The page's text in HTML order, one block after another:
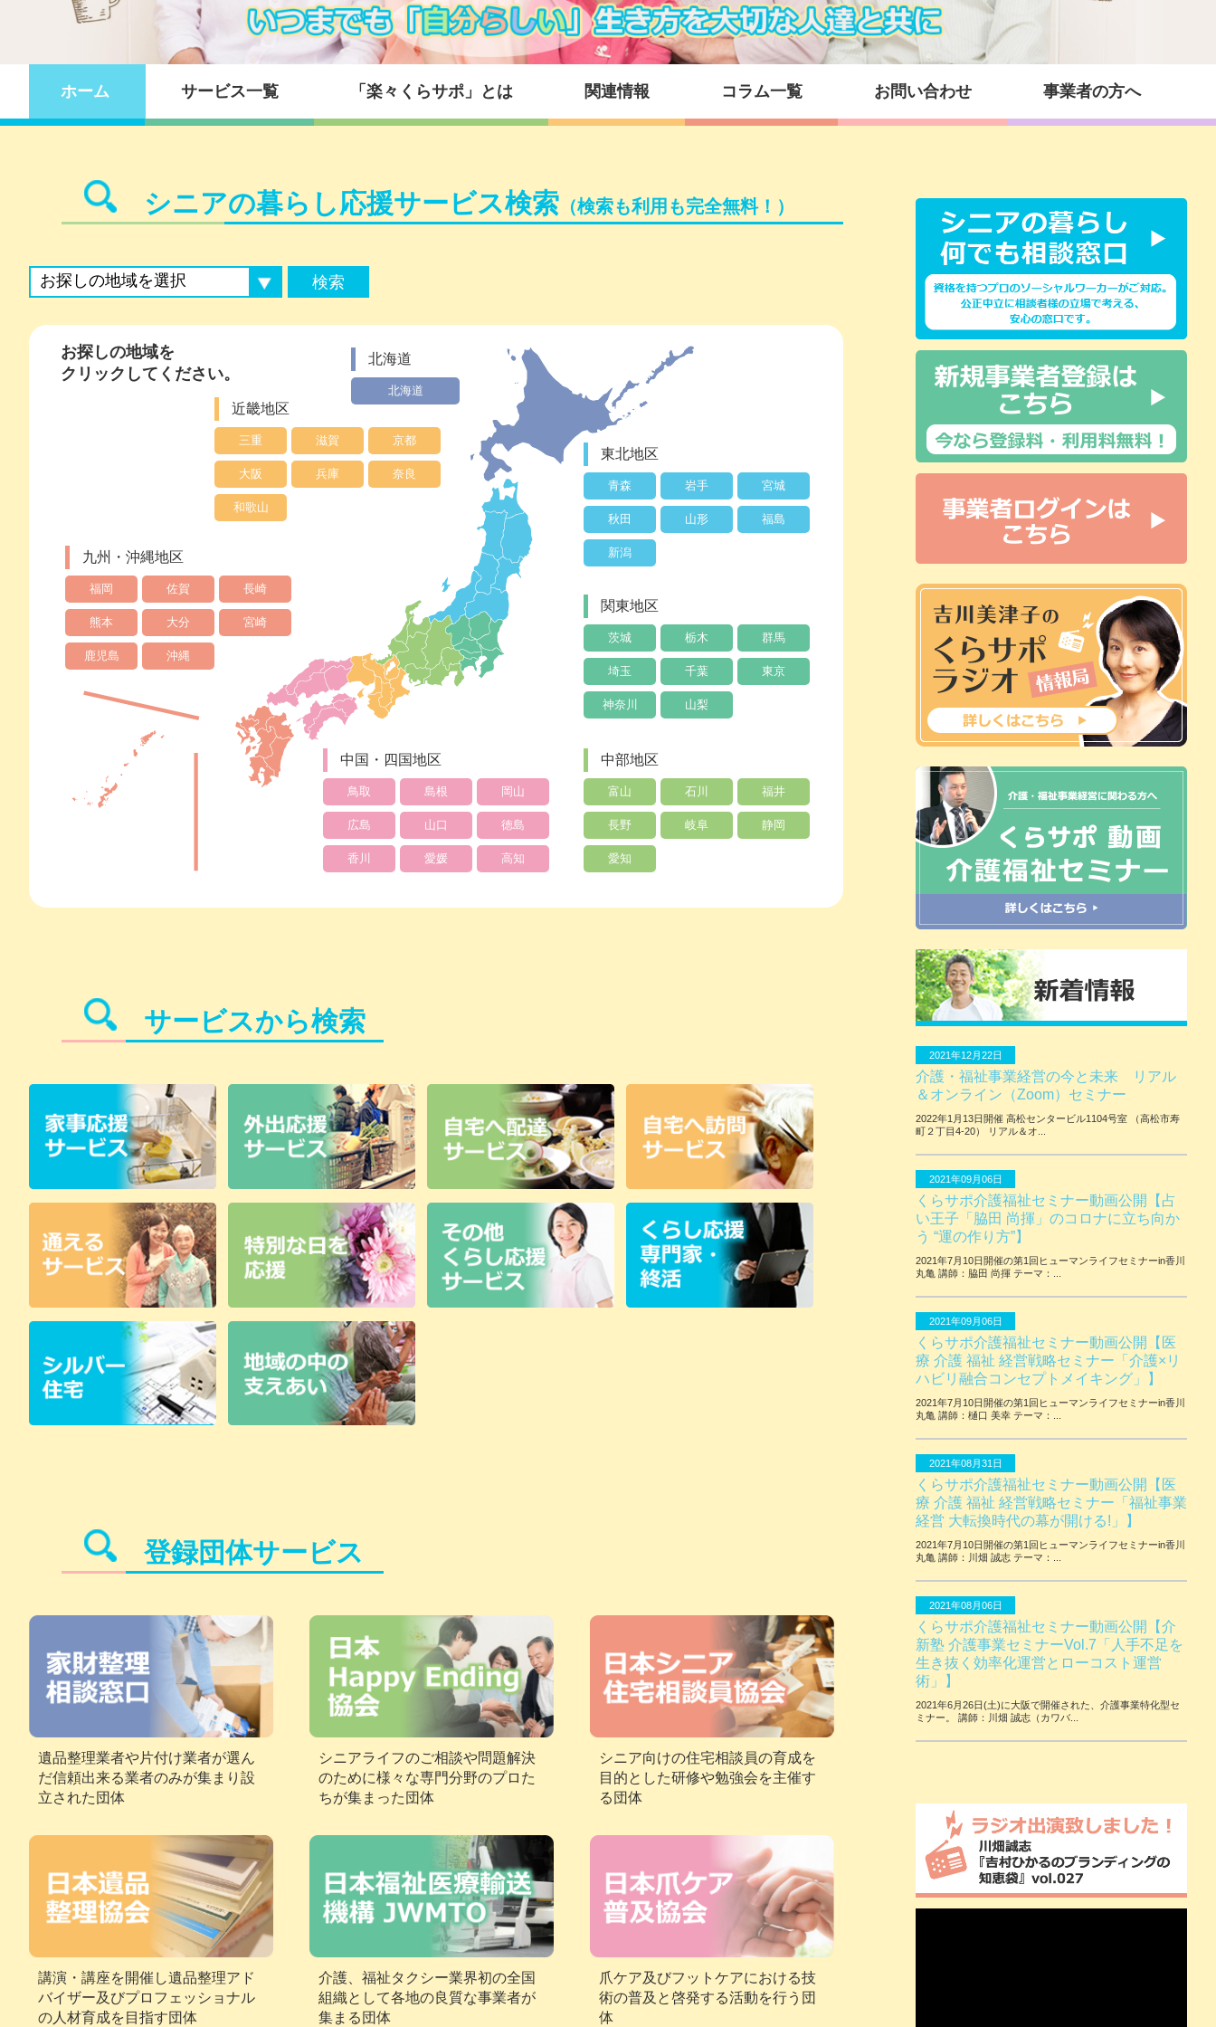
コンテンツに移動
ホーム サービス一覧 「楽々くらサポ」とは 関連情報 コラム一覧 お問い合わせ 事業者の方へ
シニアの暮らし応援サービス検索 （検索も利用も完全無料！）
お探しの地域を
クリックしてください。
北海道
北海道
東北地区
青森 岩手 宮城
秋田 山形 福島
新潟
関東地区
茨城 栃木 群馬
埼玉 千葉 東京
神奈川 山梨
中部地区
富山 石川 福井
長野 岐阜 静岡
愛知
近畿地区
三重 滋賀 京都
大阪 兵庫 奈良
和歌山
中国・四国地区
鳥取 島根 岡山
広島 山口 徳島
香川 愛媛 高知
九州・沖縄地区
福岡 佐賀 長崎
熊本 大分 宮崎
鹿児島 沖縄
サービスから検索
登録団体サービス
遺品整理業者や片付け業者が選ん
だ信頼出来る業者のみが集まり設
立された団体
シニアライフのご相談や問題解決
のために様々な専門分野のプロた
ちが集まった団体
シニア向けの住宅相談員の育成を
目的とした研修や勉強会を主催す
る団体
講演・講座を開催し遺品整理アド
バイザー及びプロフェッショナル
の人材育成を目指す団体
介護、福祉タクシー業界初の全国
組織として各地の良質な事業者が
集まる団体
爪ケア及びフットケアにおける技
術の普及と啓発する活動を行う団
体
2021年12月22日
介護・福祉事業経営の今と未来 リアル
＆オンライン（Zoom）セミナー
2022年1月13日開催 ⾼松センタービル1104号室 （⾼松市寿
町２丁⽬4-20） リアル＆オ...
2021年09月06日
くらサポ介護福祉セミナー動画公開【占
い王子「脇田 尚揮」のコロナに立ち向か
う “運の作り方”】
2021年7月10日開催の第1回ヒューマンライフセミナーin香川
丸亀 講師：脇田 尚揮 テーマ：...
2021年09月06日
くらサポ介護福祉セミナー動画公開【医
療 介護 福祉 経営戦略セミナー「介護×リ
ハビリ融合コンセプトメイキング」】
2021年7月10日開催の第1回ヒューマンライフセミナーin香川
丸亀 講師：樋口 美幸 テーマ：...
2021年08月31日
くらサポ介護福祉セミナー動画公開【医
療 介護 福祉 経営戦略セミナー「福祉事業
経営 大転換時代の幕が開ける!」】
2021年7月10日開催の第1回ヒューマンライフセミナーin香川
丸亀 講師：川畑 誠志 テーマ：...
2021年08月06日
くらサポ介護福祉セミナー動画公開【介
新塾 介護事業セミナーVol.7「人手不足を
生き抜く効率化運営とローコスト運営
術」】
2021年6月26日(土)に大阪で開催された、介護事業特化型セ
ミナー。 講師：川畑 誠志（カワバ...